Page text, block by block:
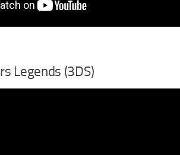
Legends (3DS)